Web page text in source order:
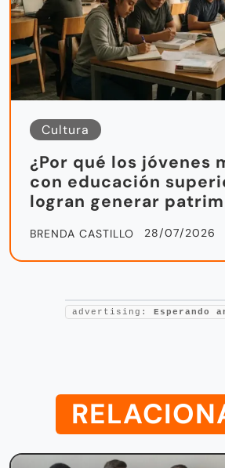
Cultura
¿Por qué los jóvenes
con educación
logran generar
BRENDA CASTILLO 28/07/2026
advertising: Esperando